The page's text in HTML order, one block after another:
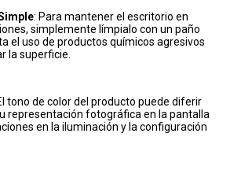
: Para mantener el escritorio en
simplemente límpialo con un paño
el uso de productos químicos agresivos
la superficie.
tono de color del producto puede diferir
representación fotográfica en la pantalla
en la iluminación y la configuración